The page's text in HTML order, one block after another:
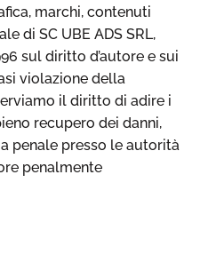
marchi, contenuti
di SC UBE ADS SRL,
sul diritto d’autore e sui
violazione della
il diritto di adire i
recupero dei danni,
penale presso le autorità
penalmente